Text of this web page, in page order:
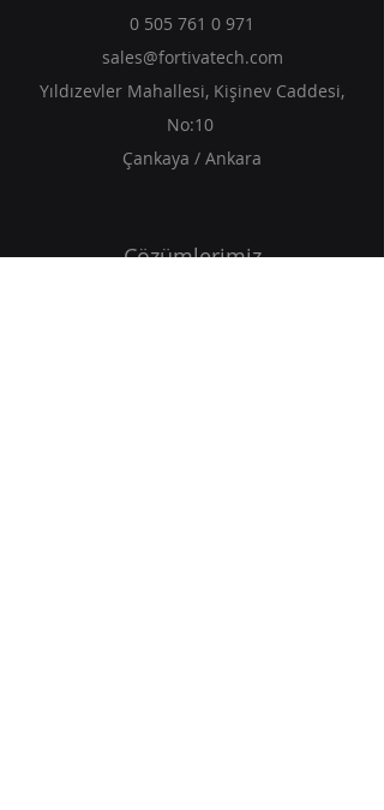
0 505 761 0 971
sales@fortivatech.com
Yıldızevler Mahallesi, Kişinev Caddesi,
No:10
Çankaya / Ankara
Çözümlerimiz